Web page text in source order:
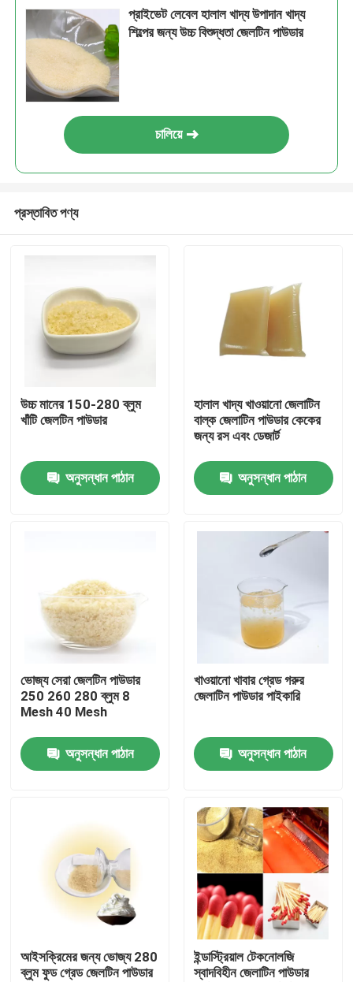
আমাদের সম্বন্ধে
কারখানা পরিদর্শন
আমাদের সাথে যোগাযোগ
একটি উদ্ধৃতি অনুরোধ করুন
ফুড গ্রেড জেলটিন পাউডার
ভোজ্য জেলটিন পাউডার
প্রাইভেট লেবেল হালাল খাদ্য উপাদান খাদ্য
শিল্পের জন্য উচ্চ বিশুদ্ধতা জেলটিন পাউডার
চালিয়ে
প্রস্তাবিত পণ্য
উচ্চ মানের 150-280 ব্লুম
খাঁটি জেলটিন পাউডার
অনুসন্ধান পাঠান
হালাল খাদ্য খাওয়ানো জেলাটিন
বাল্ক জেলাটিন পাউডার কেকের
জন্য রস এবং ডেজার্ট
অনুসন্ধান পাঠান
ভোজ্য সেরা জেলটিন পাউডার
250 260 280 ব্লুম 8
Mesh 40 Mesh
অনুসন্ধান পাঠান
খাওয়ানো খাবার গ্রেড গরুর
জেলাটিন পাউডার পাইকারি
অনুসন্ধান পাঠান
আইসক্রিমের জন্য ভোজ্য 280
ব্লুম ফুড গ্রেড জেলটিন পাউডার
ইন্ডাস্ট্রিয়াল টেকনোলজি
স্বাদবিহীন জেলাটিন পাউডার